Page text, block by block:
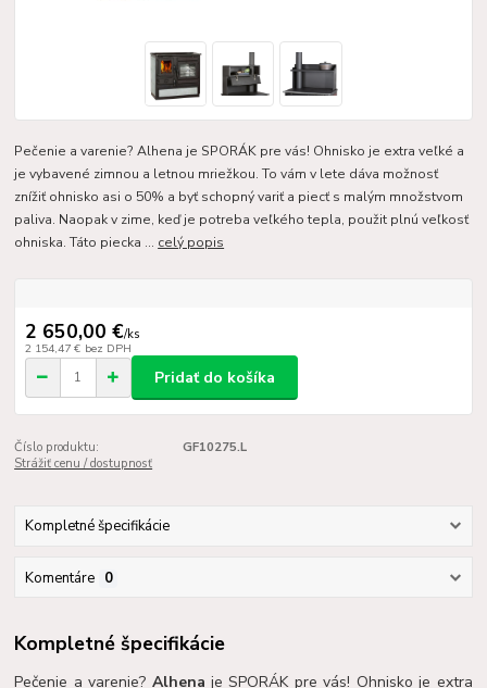
Pečenie a varenie? Alhena je SPORÁK pre vás! Ohnisko je extra veľké a
je vybavené zimnou a letnou mriežkou. To vám v lete dáva možnosť
znížiť ohnisko asi o 50% a byť schopný variť a piecť s malým množstvom
paliva. Naopak v zime, keď je potreba veľkého tepla, použit plnú veľkosť
ohniska. Táto piecka ... celý popis
2 650,00 €/ks
2 154,47 € bez DPH
Pridať do košíka
Číslo produktu:
GF10275.L
Strážiť cenu / dostupnosť
Kompletné špecifikácie
Komentáre 0
Kompletné špecifikácie
Pečenie a varenie? Alhena je SPORÁK pre vás! Ohnisko je extra